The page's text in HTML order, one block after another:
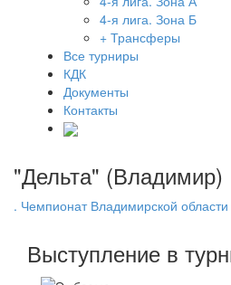
4-я лига. Зона Б
+ Трансферы
Все турниры
КДК
Документы
Контакты
"Дельта" (Владимир)
. Чемпионат Владимирской
Выступление в